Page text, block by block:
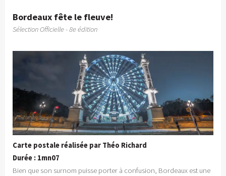
Bordeaux fête le fleuve!
Sélection Officielle - 8e édition
Carte postale réalisée par Théo Richard
Durée : 1mn07
Bien que son surnom puisse porter à confusion, Bordeaux est une